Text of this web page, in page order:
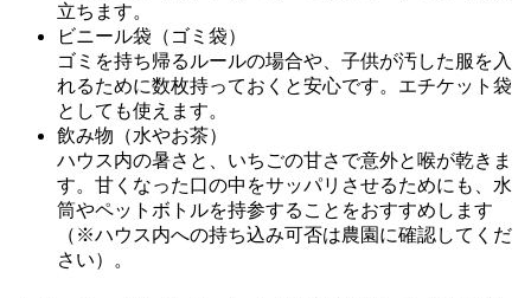
立ちます。
ビニール袋（ゴミ袋）
ゴミを持ち帰るルールの場合や、子供が汚した服を入
れるために数枚持っておくと安心です。エチケット袋
としても使えます。
飲み物（水やお茶）
ハウス内の暑さと、いちごの甘さで意外と喉が乾きま
す。甘くなった口の中をサッパリさせるためにも、水
筒やペットボトルを持参することをおすすめします
（※ハウス内への持ち込み可否は農園に確認してくだ
さい）。